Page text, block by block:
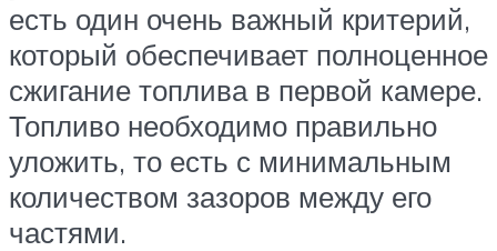
есть один очень важный критерий,
который обеспечивает полноценное
сжигание топлива в первой камере.
Топливо необходимо правильно
уложить, то есть с минимальным
количеством зазоров между его
частями.